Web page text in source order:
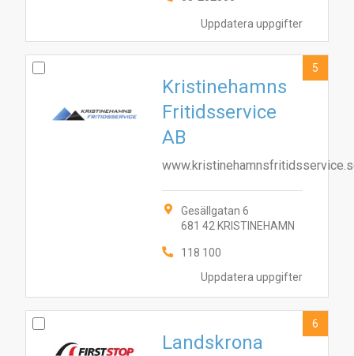
Uppdatera uppgifter
Uppdatera uppgifter
Kristinehamns
Fritidsservice
AB
Gesällgatan 6
681 42 KRISTINEHAMN
118 100
5
Landskrona
6